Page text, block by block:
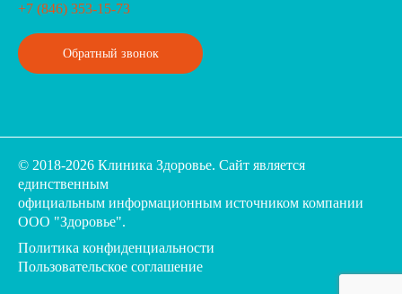
+7 (846) 353-15-73
Обратный звонок
© 2018-2026 Клиника Здоровье. Cайт является
единственным
официальным информационным источником компании
ООО "Здоровье".
Политика конфиденциальности
Пользовательское соглашение